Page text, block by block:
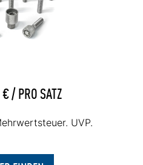
€ /PRO SATZ
UVP.